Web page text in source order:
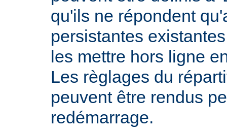
qu'ils ne répondent
persistantes
les mettre hors ligne
Les règlages du
peuvent être rendus
redémarrage.